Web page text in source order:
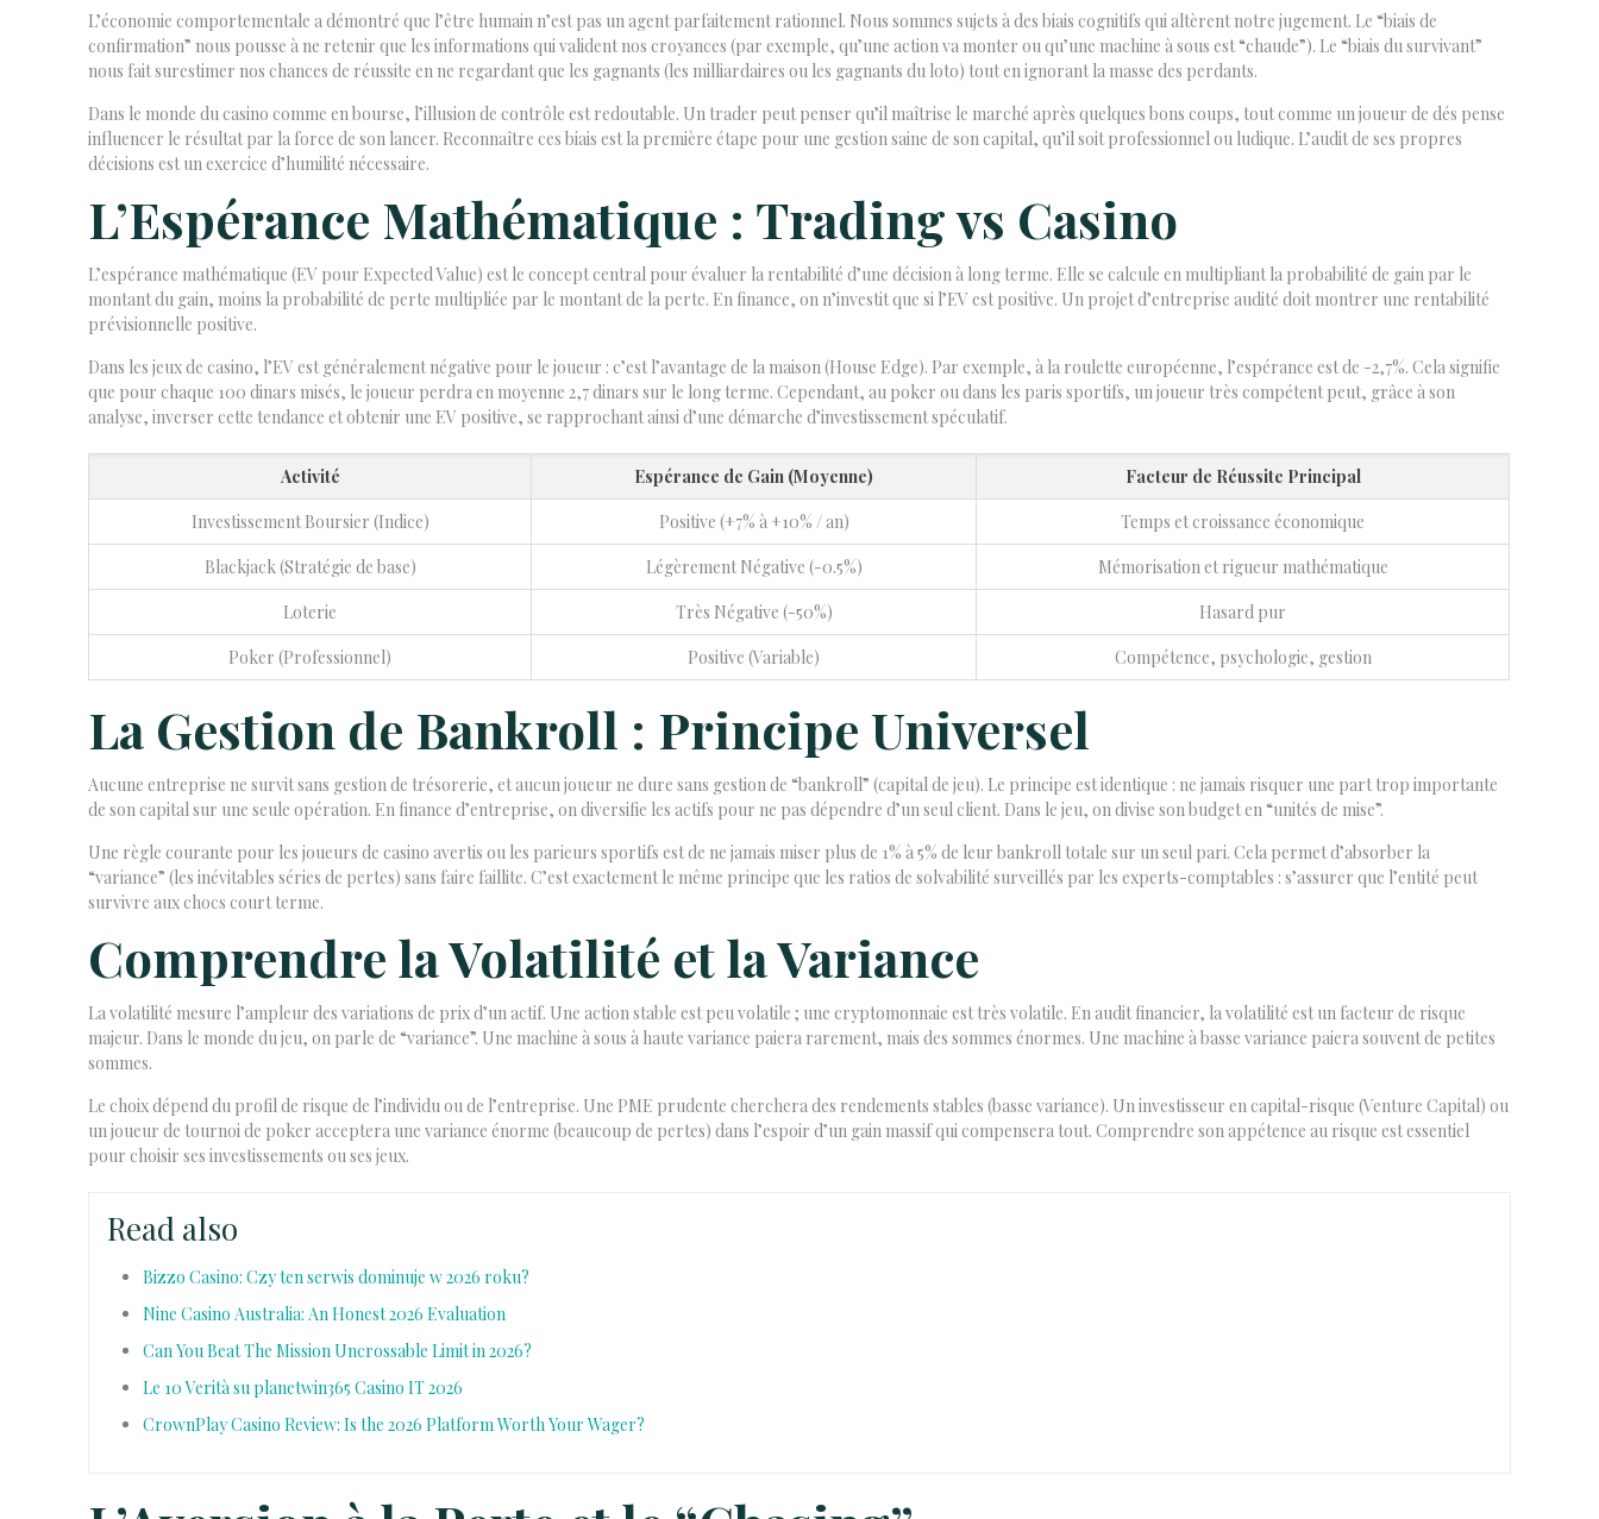
L’économie comportementale a démontré que l’être humain n’est pas un agent parfaitement rationnel. Nous sommes sujets à des biais cognitifs qui altèrent notre jugement. Le “biais de
confirmation” nous pousse à ne retenir que les informations qui valident nos croyances (par exemple, qu’une action va monter ou qu’une machine à sous est “chaude”). Le “biais du survivant”
nous fait surestimer nos chances de réussite en ne regardant que les gagnants (les milliardaires ou les gagnants du loto) tout en ignorant la masse des perdants.
Dans le monde du casino comme en bourse, l’illusion de contrôle est redoutable. Un trader peut penser qu’il maîtrise le marché après quelques bons coups, tout comme un joueur de dés pense
influencer le résultat par la force de son lancer. Reconnaître ces biais est la première étape pour une gestion saine de son capital, qu’il soit professionnel ou ludique. L’audit de ses propres
décisions est un exercice d’humilité nécessaire.
L’Espérance Mathématique : Trading vs Casino
L’espérance mathématique (EV pour Expected Value) est le concept central pour évaluer la rentabilité d’une décision à long terme. Elle se calcule en multipliant la probabilité de gain par le
montant du gain, moins la probabilité de perte multipliée par le montant de la perte. En finance, on n’investit que si l’EV est positive. Un projet d’entreprise audité doit montrer une rentabilité
prévisionnelle positive.
Dans les jeux de casino, l’EV est généralement négative pour le joueur : c’est l’avantage de la maison (House Edge). Par exemple, à la roulette européenne, l’espérance est de -2,7%. Cela signifie
que pour chaque 100 dinars misés, le joueur perdra en moyenne 2,7 dinars sur le long terme. Cependant, au poker ou dans les paris sportifs, un joueur très compétent peut, grâce à son
analyse, inverser cette tendance et obtenir une EV positive, se rapprochant ainsi d’une démarche d’investissement spéculatif.
Activité Espérance de Gain (Moyenne)
Facteur de Réussite Principal
Investissement Boursier (Indice)
Positive (+7% à +10% / an)
Temps et croissance économique
Blackjack (Stratégie de base)
Légèrement Négative (-0.5%)
Mémorisation et rigueur mathématique
Loterie
Très Négative (-50%)
Hasard pur
Poker (Professionnel)
Positive (Variable) Compétence, psychologie, gestion
La Gestion de Bankroll : Principe Universel
Aucune entreprise ne survit sans gestion de trésorerie, et aucun joueur ne dure sans gestion de “bankroll” (capital de jeu). Le principe est identique : ne jamais risquer une part trop importante
de son capital sur une seule opération. En finance d’entreprise, on diversifie les actifs pour ne pas dépendre d’un seul client. Dans le jeu, on divise son budget en “unités de mise”.
Une règle courante pour les joueurs de casino avertis ou les parieurs sportifs est de ne jamais miser plus de 1% à 5% de leur bankroll totale sur un seul pari. Cela permet d’absorber la
“variance” (les inévitables séries de pertes) sans faire faillite. C’est exactement le même principe que les ratios de solvabilité surveillés par les experts-comptables : s’assurer que l’entité peut
survivre aux chocs court terme.
Comprendre la Volatilité et la Variance
La volatilité mesure l’ampleur des variations de prix d’un actif. Une action stable est peu volatile ; une cryptomonnaie est très volatile. En audit financier, la volatilité est un facteur de risque
majeur. Dans le monde du jeu, on parle de “variance”. Une machine à sous à haute variance paiera rarement, mais des sommes énormes. Une machine à basse variance paiera souvent de petites
sommes.
Le choix dépend du profil de risque de l’individu ou de l’entreprise. Une PME prudente cherchera des rendements stables (basse variance). Un investisseur en capital-risque (Venture Capital) ou
un joueur de tournoi de poker acceptera une variance énorme (beaucoup de pertes) dans l’espoir d’un gain massif qui compensera tout. Comprendre son appétence au risque est essentiel
pour choisir ses investissements ou ses jeux.
Read also
Bizzo Casino: Czy ten serwis dominuje w 2026 roku?
Nine Casino Australia: An Honest 2026 Evaluation
Can You Beat The Mission Uncrossable Limit in 2026?
Le 10 Verità su planetwin365 Casino IT 2026
CrownPlay Casino Review: Is the 2026 Platform Worth Your Wager?